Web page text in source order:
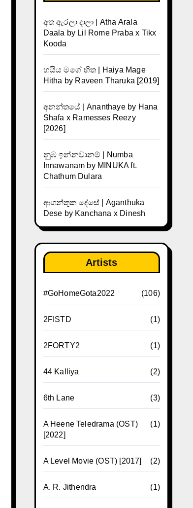
අත ඇරලා දාලා | Atha Arala
Daala by Lil Rome Praba x Tikx
Kooda
හයිය මගේ හිත | Haiya Mage
Hitha by Raveen Tharuka [2019]
අනන්තයේ | Ananthaye by Hana
Shafa x Ramesses Reezy
[2026]
නුඹ ඉන්නවානම් | Numba
Innawanam by MINUKA ft.
Chathum Dulara
ආගන්තුක දේසේ | Aganthuka
Dese by Kanchana x Dinesh
Artists
#GoHomeGota2022 (106)
2FISTD (1)
2FORTY2 (1)
44 Kalliya (2)
6th Lane (3)
A Heene Teledrama (OST)
[2022]
(1)
A Level Movie (OST) [2017] (2)
A. R. Jithendra (1)